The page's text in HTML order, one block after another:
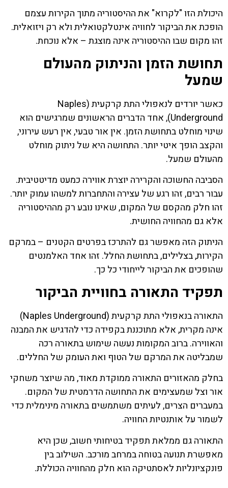
היכולת הזו "לקרוא" את ההיסטוריה מתוך הקירות עצמם
הופכת את הביקור לחוויה אינטלקטואלית ולא רק ויזואלית.
זהו מקום שבו ההיסטוריה אינה מוצגת – אלא נוכחת.
תחושת הזמן והניתוק מהעולם
שמעל
כאשר יורדים לנאפולי התת קרקעית (Naples
Underground), אחד הדברים הראשונים שמרגישים הוא
שינוי מוחלט בתחושת הזמן. אין אור טבעי, אין רעש עירוני,
והקצב הופך איטי יותר. התחושה היא של ניתוק מוחלט
מהעולם שמעל.
הסביבה החשוכה והקרירה יוצרת אווירה כמעט מדיטטיבית.
עבור רבים, זהו רגע של עצירה והתחברות למשהו עמוק יותר.
זהו חלק מהקסם של המקום, שאינו נובע רק מההיסטוריה
אלא גם מהחוויה החושית.
הניתוק הזה מאפשר גם להתרכז בפרטים הקטנים – במרקם
הקירות, בצלילים, בתחושת החלל. זהו אחד האלמנטים
שהופכים את הביקור לייחודי כל כך.
תפקיד התאורה בחוויית הביקור
התאורה בנאפולי התת קרקעית (Naples Underground)
אינה מקרית, אלא מתוכננת בקפידה כדי להדגיש את המבנה
והאווירה. ברוב המקומות נעשה שימוש בתאורה רכה
שמבליטה את המרקם של הטוף ואת העומק של החללים.
בחלק מהאזורים התאורה ממוקדת מאוד, מה שיוצר משחקי
אור וצל שמעצימים את התחושה הדרמטית של המקום.
במעברים הצרים, לעיתים משתמשים בתאורה מינימלית כדי
לשמור על אותנטיות החוויה.
התאורה גם ממלאת תפקיד בטיחותי חשוב, שכן היא
מאפשרת תנועה בטוחה במרחב מורכב. השילוב בין
פונקציונליות לאסתטיקה הוא חלק מהחוויה הכוללת.